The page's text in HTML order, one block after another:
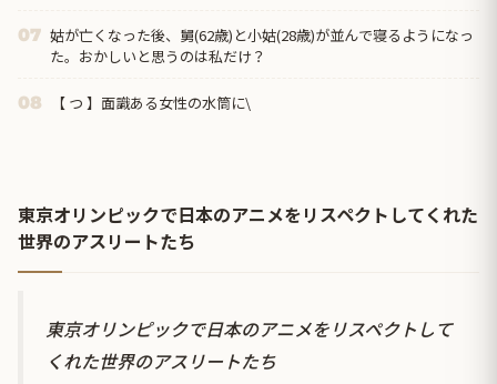
07 姑が亡くなった後、舅(62歳)と小姑(28歳)が並んで寝るようになっ
た。おかしいと思うのは私だけ？
08 【 つ 】面識ある女性の水筒に\
東京オリンピックで日本のアニメをリスペクトしてくれた
世界のアスリートたち
東京オリンピックで日本のアニメをリスペクトして
くれた世界のアスリートたち